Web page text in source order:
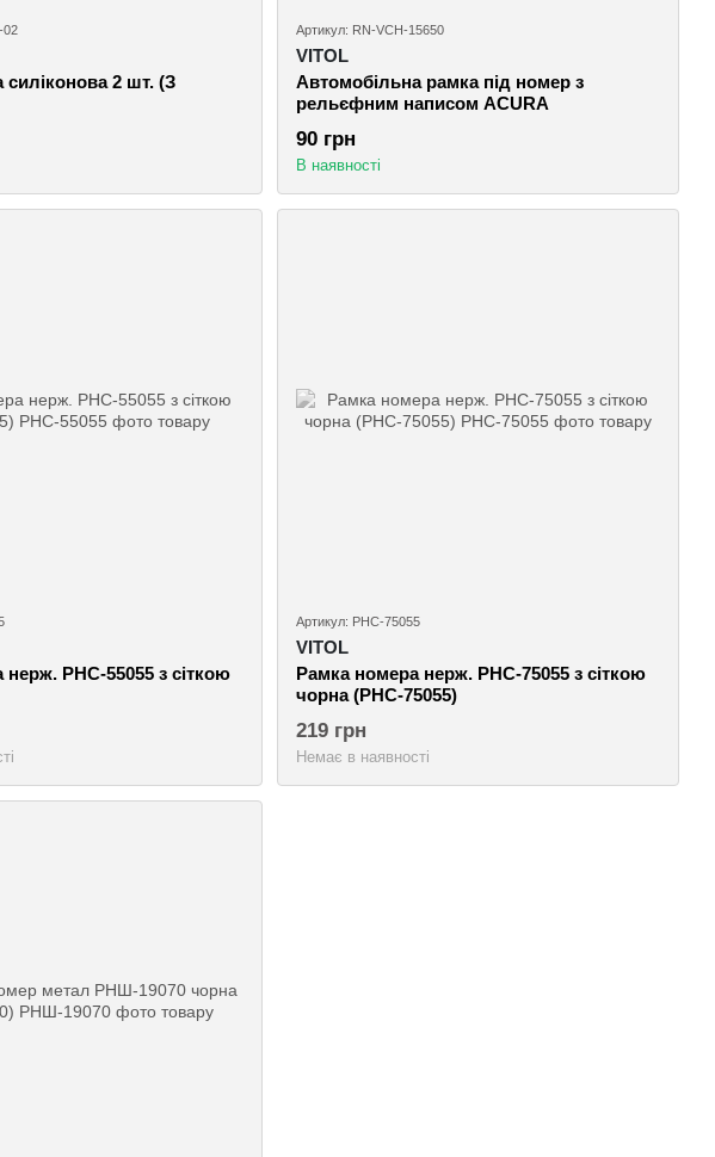
02
2 шт. (З
Артикул: RN-VCH-15650
VITOL
Автомобiльна рамка пiд номер з
рельєфним написом ACURA
90 грн
В наявності
нерж. РНС-55055 з сіткою
Артикул: РНС-75055
VITOL
Рамка номера нерж. РНС-75055 з сіткою
чорна (РНС-75055)
219 грн
Немає в наявності